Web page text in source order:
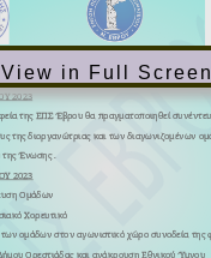
View in Full Screen